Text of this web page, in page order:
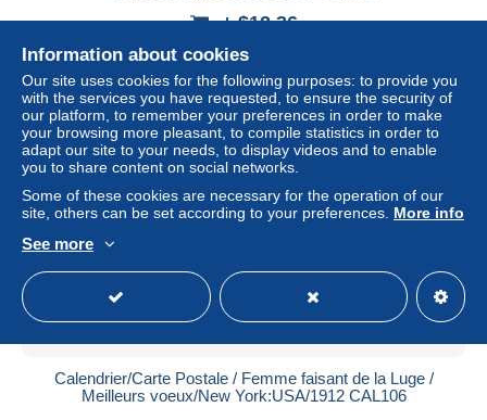
± $12.36
Status Private individual
Calendrier/Carte Postale / Femme faisant de la Luge /
Meilleurs voeux/New York:USA/1912 CAL106
Information about cookies
Our site uses cookies for the following purposes: to provide you
with the services you have requested, to ensure the security of
our platform, to remember your preferences in order to make
your browsing more pleasant, to compile statistics in order to
adapt our site to your needs, to display videos and to enable
you to share content on social networks.
Some of these cookies are necessary for the operation of our
site, others can be set according to your preferences. More info
See more